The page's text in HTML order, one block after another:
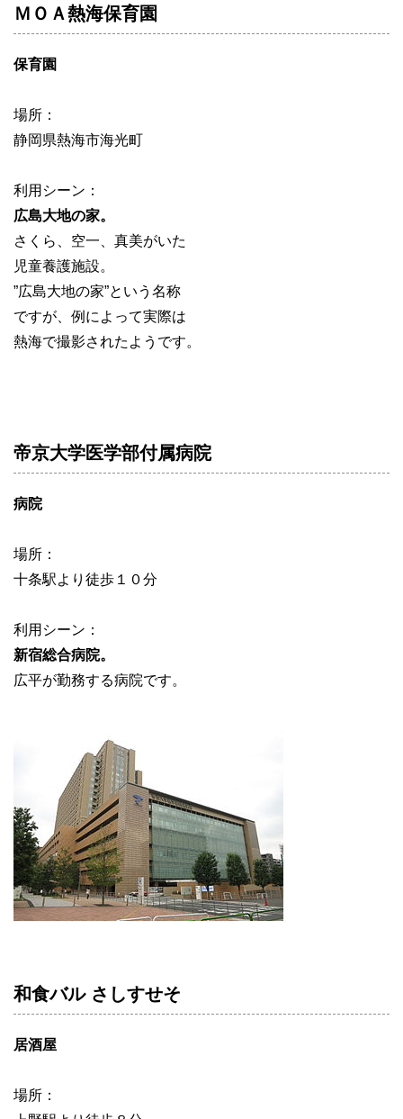
ＭＯＡ熱海保育園
保育園
場所：
静岡県熱海市海光町
利用シーン：
広島大地の家。
さくら、空一、真美がいた
児童養護施設。
”広島大地の家”という名称
ですが、例によって実際は
熱海で撮影されたようです。
帝京大学医学部付属病院
病院
場所：
十条駅より徒歩１０分
利用シーン：
新宿総合病院。
広平が勤務する病院です。
和食バル さしすせそ
居酒屋
場所：